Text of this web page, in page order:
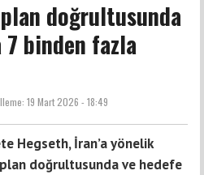
doğrultusunda
binden fazla
19 Mart 2026 - 18:49
Hegseth, İran’a yönelik
doğrultusunda ve hedefe